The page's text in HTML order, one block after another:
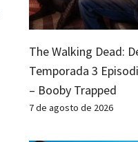
The Walking Dead:
Temporada 3
– Booby Trapped
7 de agosto de 2026